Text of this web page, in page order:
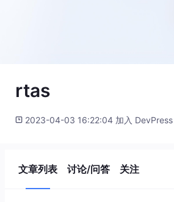
rtas
2023-04-03 16:22:04 加入 DevPress
文章列表 讨论/问答 关注